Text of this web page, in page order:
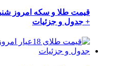
+ جدول و جزئیات